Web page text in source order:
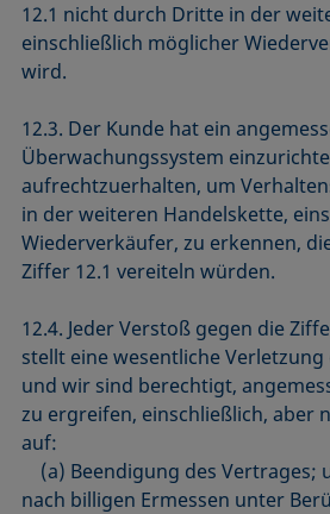
12.1 nicht durch Dritte in der
einschließlich möglicher
wird.
12.3. Der Kunde hat ein
Überwachungssystem
aufrechtzuerhalten, um
in der weiteren Handelskette,
Wiederverkäufer, zu erkennen,
Ziffer 12.1 vereiteln würden.
12.4. Jeder Verstoß gegen die
stellt eine wesentliche
und wir sind berechtigt,
zu ergreifen, einschließlich, aber
auf:
(a) Beendigung des Vertrages;
nach billigen Ermessen unter